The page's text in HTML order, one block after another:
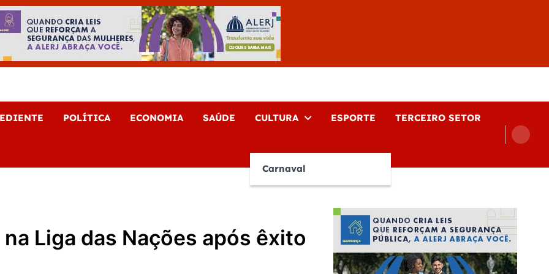
Noticias
POLÍTICA ECONOMIA SAÚDE CULTURA
Carnaval
ESPORTE TERCEIRO SETOR
Liga das Nações após êxito